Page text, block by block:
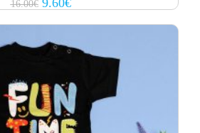
16.00€
price
9.60€
price